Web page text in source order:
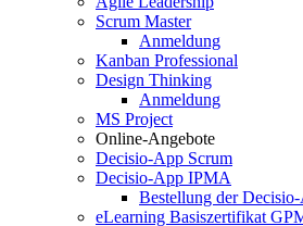
Scrum Master
Anmeldung
Kanban Professional
Design Thinking
Anmeldung
MS Project
Online-Angebote
Decisio-App Scrum
Decisio-App IPMA
Bestellung der
eLearning Basiszertifikat